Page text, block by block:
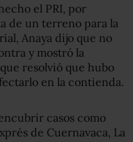
el PRI, por
de un terreno para la
Anaya dijo que no
y mostró la
resolvió que hubo
en la contienda.
casos como
de Cuernavaca, La